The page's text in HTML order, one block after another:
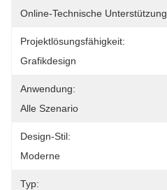
Online-Technische Unterstützung
Projektlösungsfähigkeit:
Grafikdesign
Anwendung:
Alle Szenario
Design-Stil:
Moderne
Typ: